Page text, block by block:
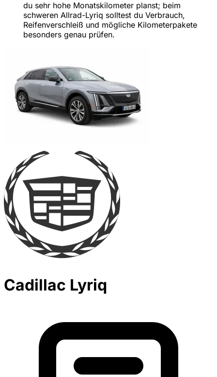
du sehr hohe Monatskilometer planst; beim
schweren Allrad-Lyriq solltest du Verbrauch,
Reifenverschleiß und mögliche Kilometerpakete
besonders genau prüfen.
Cadillac Lyriq